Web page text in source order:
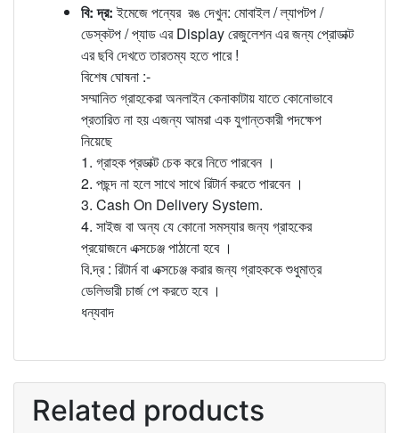
বি: দ্র:ইমেজে পন্যের রঙ দেখুন: মোবাইল / ল্যাপটপ /
ডেস্কটপ / প্যাড এর Display রেজুলেশন এর জন্য প্রোডাক্ট
এর ছবি দেখতে তারতম্য হতে পারে !
বিশেষ ঘোষনা :-
সম্মানিত গ্রাহকেরা অনলাইন কেনাকাটায় যাতে কোনোভাবে
প্রতারিত না হয় এজন্য আমরা এক যুগান্তকারী পদক্ষেপ
নিয়েছে
1. গ্রাহক প্রডাক্ট চেক করে নিতে পারবেন ।
2. পছন্দ না হলে সাথে সাথে রিটার্ন করতে পারবেন ।
3. Cash On Delivery System.
4. সাইজ বা অন্য যে কোনো সমস্যার জন্য গ্রাহকের
প্রয়োজনে এক্সচেঞ্জ পাঠানো হবে ।
বি.দ্র : রিটার্ন বা এক্সচেঞ্জ করার জন্য গ্রাহককে শুধুমাত্র
ডেলিভারী চার্জ পে করতে হবে ।
ধন্যবাদ
Related products